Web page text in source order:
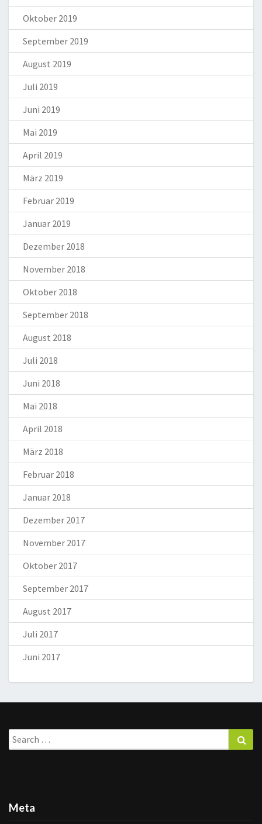
Oktober 2019
September 2019
August 2019
Juli 2019
Juni 2019
Mai 2019
April 2019
März 2019
Februar 2019
Januar 2019
Dezember 2018
November 2018
Oktober 2018
September 2018
August 2018
Juli 2018
Juni 2018
Mai 2018
April 2018
März 2018
Februar 2018
Januar 2018
Dezember 2017
November 2017
Oktober 2017
September 2017
August 2017
Juli 2017
Juni 2017
Search
for:
Meta